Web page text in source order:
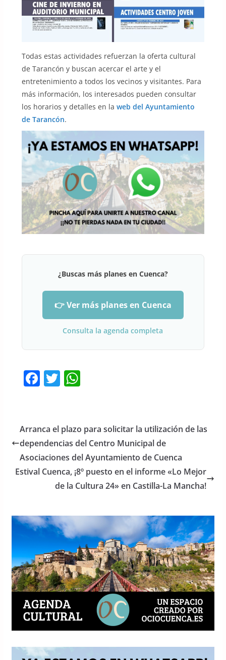
Todas estas actividades refuerzan la oferta cultural
de Tarancón y buscan acercar el arte y el
entretenimiento a todos los vecinos y visitantes. Para
más información, los interesados pueden consultar
los horarios y detalles en la web del Ayuntamiento
de Tarancón.
¿Buscas más planes en Cuenca?
👉 Ver más planes en Cuenca
Consulta la agenda completa
F
e
b
o
o
T
er
W
s
A
p
p
Arranca el plazo para solicitar la utilización de las
dependencias del Centro Municipal de
Asociaciones del Ayuntamiento de Cuenca
Estival Cuenca, ¡8º puesto en el informe «Lo Mejor
de la Cultura 24» en Castilla-La Mancha!